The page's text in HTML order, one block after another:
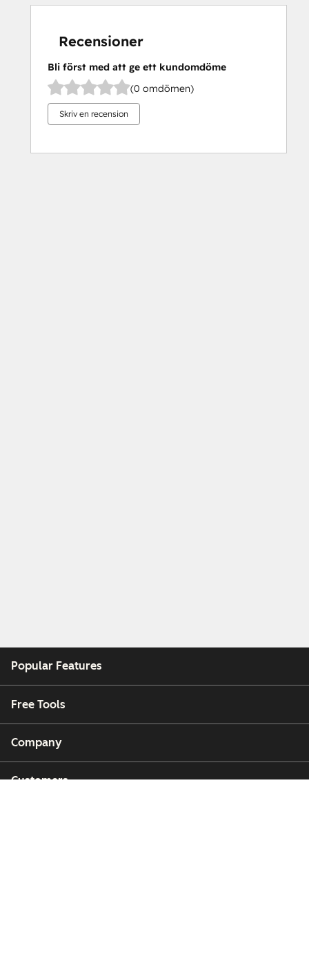
Recensioner
Bli först med att ge ett kundomdöme
(0 omdömen)
Skriv en recension
Popular Features
Free Tools
Company
Customers